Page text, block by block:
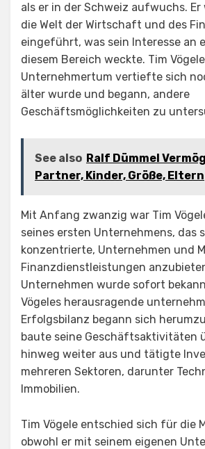
als er in der Schweiz aufwuchs.
die Welt der Wirtschaft und des
eingeführt, was sein Interesse an
diesem Bereich weckte. Tim
Unternehmertum vertiefte sich
älter wurde und begann, andere
Geschäftsmöglichkeiten zu
See also Ralf Dümmel
Partner, Kinder, Größe, Eltern
Mit Anfang zwanzig war Tim
seines ersten Unternehmens, das
konzentrierte, Unternehmen und
Finanzdienstleistungen
Unternehmen wurde sofort
Vögeles herausragende
Erfolgsbilanz begann sich
baute seine Geschäftsaktivitäten
hinweg weiter aus und tätigte
mehreren Sektoren, darunter
Immobilien.
Tim Vögele entschied sich für die
obwohl er mit seinem eigenen